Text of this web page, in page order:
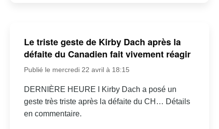
Le triste geste de Kirby Dach après la
défaite du Canadien fait vivement réagir
Publié le mercredi 22 avril à 18:15
DERNIÈRE HEURE I Kirby Dach a posé un
geste très triste après la défaite du CH… Détails
en commentaire.